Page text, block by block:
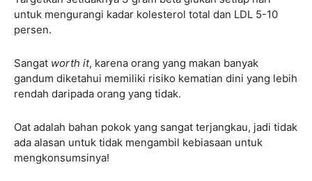
untuk mengurangi kadar kolesterol total dan LDL 5-10
persen.
Sangat worth it, karena orang yang makan banyak
gandum diketahui memiliki risiko kematian dini yang lebih
rendah daripada orang yang tidak.
Oat adalah bahan pokok yang sangat terjangkau, jadi tidak
ada alasan untuk tidak mengambil kebiasaan untuk
mengkonsumsinya!